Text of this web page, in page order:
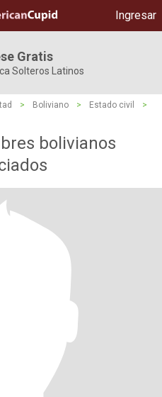
Ingresar
Gratis
Solteros Latinos
> Boliviano > Estado civil
>
bolivianos